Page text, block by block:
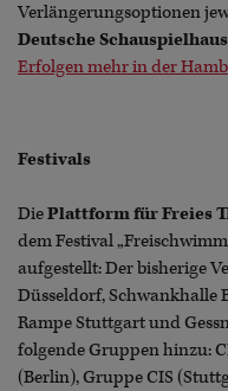
Verlängerungsoptionen
Deutsche Schauspielhaus
Erfolgen mehr in der
Festivals
DiePlattform für Freies
dem Festival
aufgestellt: Der bisherige
Düsseldorf, Schwankhalle
Rampe Stuttgart und
folgende Gruppen hinzu:
(Berlin), Gruppe CIS